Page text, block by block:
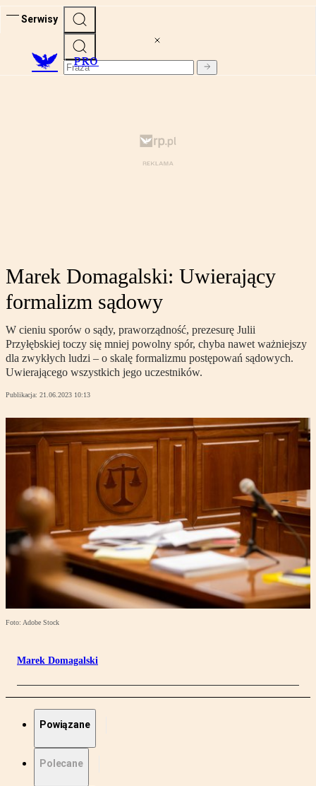
Serwisy
PRO
Marek Domagalski: Uwierający
formalizm sądowy
W cieniu sporów o sądy, praworządność, prezesurę Julii
Przyłębskiej toczy się mniej powolny spór, chyba nawet ważniejszy
dla zwykłych ludzi – o skalę formalizmu postępowań sądowych.
Uwierającego wszystkich jego uczestników.
Publikacja: 21.06.2023 10:13
Foto: Adobe Stock
Marek Domagalski
Powiązane
Polecane